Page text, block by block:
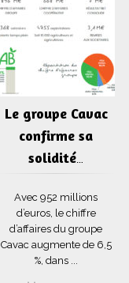
Le groupe Cavac
confirme sa
solidité
Avec 952 millions
d’euros, le chiffre
d’affaires du groupe
Cavac augmente de 6,5
%, dans ...